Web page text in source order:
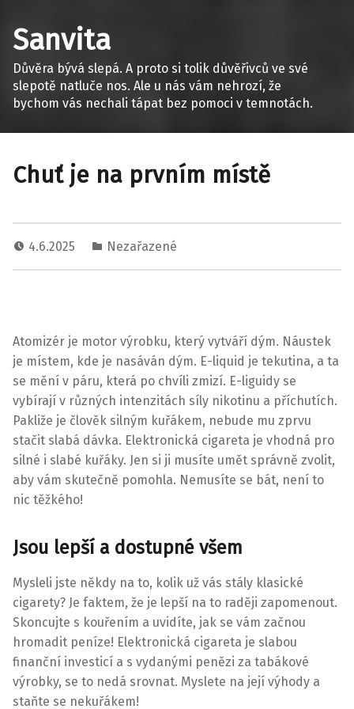
Sanvita
Důvěra bývá slepá. A proto si tolik důvěřivců ve své
slepotě natluče nos. Ale u nás vám nehrozí, že
bychom vás nechali tápat bez pomoci v temnotách.
Chuť je na prvním místě
4.6.2025 Nezařazené
Atomizér je motor výrobku, který vytváří dým. Náustek
je místem, kde je nasáván dým. E-liquid je tekutina, a ta
se mění v páru, která po chvíli zmizí. E-liguidy se
vybírají v různých intenzitách síly nikotinu a příchutích.
Pakliže je člověk silným kuřákem, nebude mu zprvu
stačit slabá dávka. Elektronická cigareta je vhodná pro
silné i slabé kuřáky. Jen si ji musíte umět správně zvolit,
aby vám skutečně pomohla. Nemusíte se bát, není to
nic těžkého!
Jsou lepší a dostupné všem
Mysleli jste někdy na to, kolik už vás stály klasické
cigarety? Je faktem, že je lepší na to raději zapomenout.
Skoncujte s kouřením a uvidíte, jak se vám začnou
hromadit peníze! Elektronická cigareta je slabou
finanční investicí a s vydanými penězi za tabákové
výrobky, se to nedá srovnat. Myslete na její výhody a
staňte se nekuřákem!